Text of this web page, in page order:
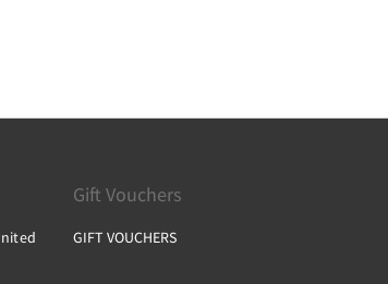
Gift Vouchers
GIFT VOUCHERS